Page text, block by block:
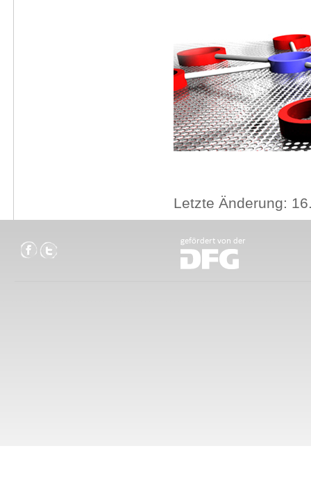
Letzte Änderung: